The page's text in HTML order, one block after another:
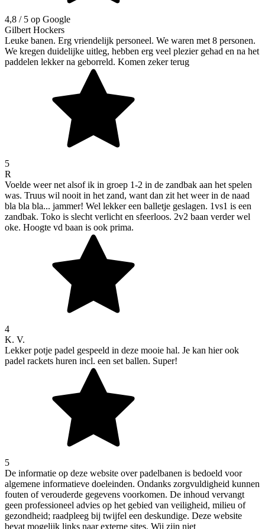
4,8 / 5 op Google
Gilbert Hockers
Leuke banen. Erg vriendelijk personeel. We waren met 8 personen.
We kregen duidelijke uitleg, hebben erg veel plezier gehad en na het
paddelen lekker na geborreld. Komen zeker terug
5
R
Voelde weer net alsof ik in groep 1-2 in de zandbak aan het spelen
was. Truus wil nooit in het zand, want dan zit het weer in de naad
bla bla bla... jammer! Wel lekker een balletje geslagen. 1vs1 is een
zandbak. Toko is slecht verlicht en sfeerloos. 2v2 baan verder wel
oke. Hoogte vd baan is ook prima.
4
K. V.
Lekker potje padel gespeeld in deze mooie hal. Je kan hier ook
padel rackets huren incl. een set ballen. Super!
5
De informatie op deze website over padelbanen is bedoeld voor
algemene informatieve doeleinden. Ondanks zorgvuldigheid kunnen
fouten of verouderde gegevens voorkomen. De inhoud vervangt
geen professioneel advies op het gebied van veiligheid, milieu of
gezondheid; raadpleeg bij twijfel een deskundige. Deze website
bevat mogelijk links naar externe sites. Wij zijn niet